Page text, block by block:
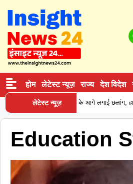
होम लेटेस्ट न्यूज़ राज्य देश विदेश
लेटेस्ट न्यूज़
से विवाद के बाद युवक ने ट्रक के आगे लगाई छलांग,
Education